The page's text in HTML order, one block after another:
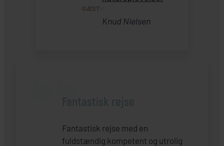
GÆST:
Knud Nielsen
Fantastisk rejse med en
fuldstændig kompetent og utrolig